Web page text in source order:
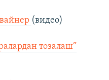
(видео)
тозалаш”